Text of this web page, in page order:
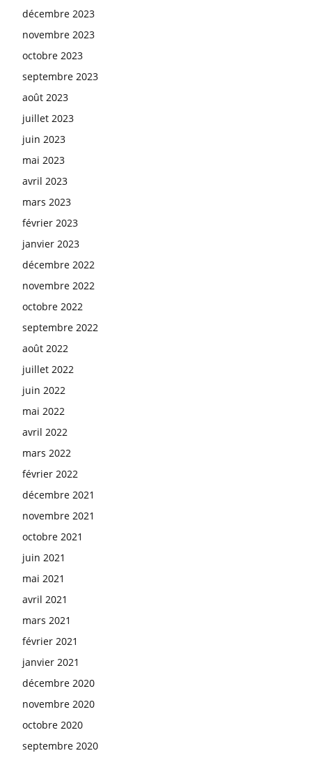
décembre 2023
novembre 2023
octobre 2023
septembre 2023
août 2023
juillet 2023
juin 2023
mai 2023
avril 2023
mars 2023
février 2023
janvier 2023
décembre 2022
novembre 2022
octobre 2022
septembre 2022
août 2022
juillet 2022
juin 2022
mai 2022
avril 2022
mars 2022
février 2022
décembre 2021
novembre 2021
octobre 2021
juin 2021
mai 2021
avril 2021
mars 2021
février 2021
janvier 2021
décembre 2020
novembre 2020
octobre 2020
septembre 2020